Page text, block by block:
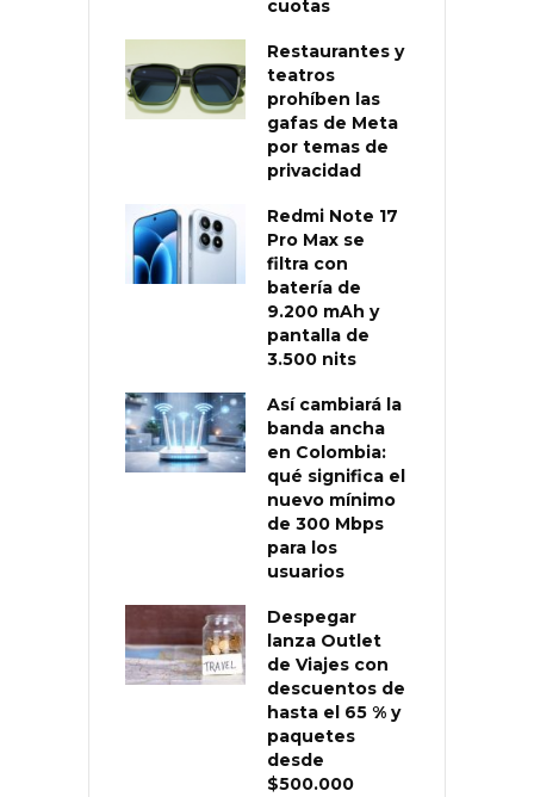
cuotas
Restaurantes y
teatros
prohíben las
gafas de Meta
por temas de
privacidad
Redmi Note 17
Pro Max se
filtra con
batería de
9.200 mAh y
pantalla de
3.500 nits
Así cambiará la
banda ancha
en Colombia:
qué significa el
nuevo mínimo
de 300 Mbps
para los
usuarios
Despegar
lanza Outlet
de Viajes con
descuentos de
hasta el 65 % y
paquetes
desde
$500.000